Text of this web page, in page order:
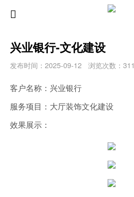
兴业银行-文化建设
发布时间：2025-09-12 浏览次数：311
客户名称：兴业银行
服务项目：大厅装饰文化建设
效果展示：